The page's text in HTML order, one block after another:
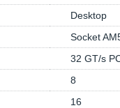
Desktop
Socket
32 GT/s
8
16